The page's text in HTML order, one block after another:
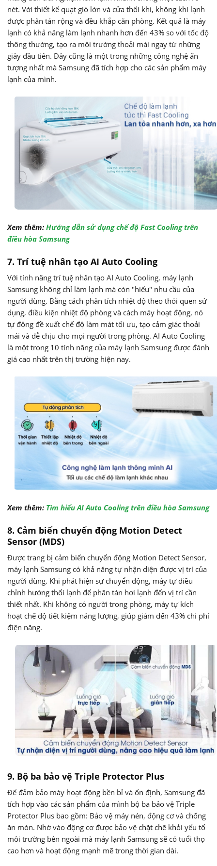
nét. Với thiết kế quạt gió lớn và cửa thổi khí, không khí lạnh
được phân tán rộng và đều khắp căn phòng. Kết quả là máy
lạnh có khả năng làm lạnh nhanh hơn đến 43% so với tốc độ
thông thường, tạo ra môi trường thoải mái ngay từ những
giây đầu tiên. Đây cũng là một trong những công nghệ ấn
tượng nhất mà Samsung đã tích hợp cho các sản phẩm máy
lạnh của mình.
Xem thêm: Hướng dẫn sử dụng chế độ Fast Cooling trên
điều hòa Samsung
7. Trí tuệ nhân tạo AI Auto Cooling
Với tính năng trí tuệ nhân tạo AI Auto Cooling, máy lạnh
Samsung không chỉ làm lạnh mà còn "hiểu" nhu cầu của
người dùng. Bằng cách phân tích nhiệt độ theo thói quen sử
dụng, điều kiện nhiệt độ phòng và cách máy hoạt động, nó
tự động đề xuất chế độ làm mát tối ưu, tạo cảm giác thoải
mái và dễ chịu cho mọi người trong phòng. AI Auto Cooling
là một trong 10 tính năng của máy lạnh Samsung được đánh
giá cao nhất trên thị trường hiện nay.
Xem thêm: Tìm hiểu AI Auto Cooling trên điều hòa Samsung
8. Cảm biến chuyển động Motion Detect
Sensor (MDS)
Được trang bị cảm biến chuyển động Motion Detect Sensor,
máy lạnh Samsung có khả năng tự nhận diện được vị trí của
người dùng. Khi phát hiện sự chuyển động, máy tự điều
chỉnh hướng thổi lạnh để phân tán hơi lạnh đến vị trí cần
thiết nhất. Khi không có người trong phòng, máy tự kích
hoạt chế độ tiết kiệm năng lượng, giúp giảm đến 43% chi phí
điện năng.
9. Bộ ba bảo vệ Triple Protector Plus
Để đảm bảo máy hoạt động bền bỉ và ổn định, Samsung đã
tích hợp vào các sản phẩm của mình bộ ba bảo vệ Triple
Protector Plus bao gồm: Bảo vệ máy nén, động cơ và chống
ăn mòn. Nhờ vào động cơ được bảo vệ chặt chẽ khỏi yếu tố
môi trường bên ngoài mà máy lạnh Samsung sẽ có tuổi thọ
cao hơn và hoạt động mạnh mẽ trong thời gian dài.